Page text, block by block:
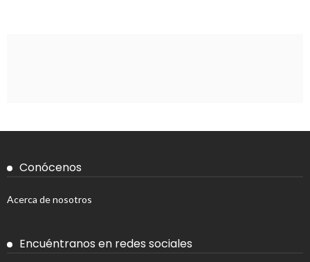
Conócenos
Acerca de nosotros
Encuéntranos en redes sociales